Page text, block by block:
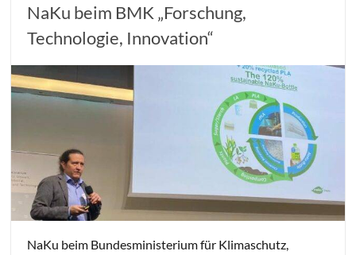
NaKu beim BMK „Forschung,
Technologie, Innovation“
NaKu beim Bundesministerium für Klimaschutz,